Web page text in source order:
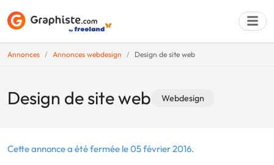
Annonces Annonces webdesign Design de site web
Design de site web Webdesign
Cette annonce a été fermée le 05 février 2016.